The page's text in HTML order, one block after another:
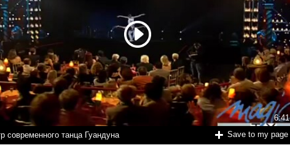
6:41
современного танца Гуандуна Save to my page